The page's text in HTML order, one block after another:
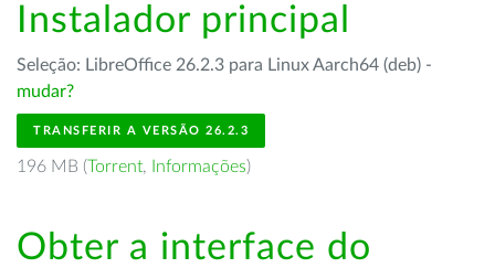
Instalador principal
Seleção: LibreOffice 26.2.3 para Linux Aarch64 (deb) -
mudar?
TRANSFERIR A VERSÃO 26.2.3
196 MB (Torrent, Informações)
Obter a interface do